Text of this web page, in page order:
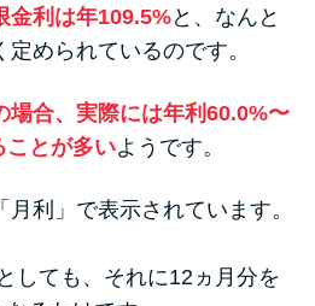
金利は年109.5%と、なんと
められているのです。
場合、実際には年利60.0%〜
ことが多いようです。
利」で表示されています。
しても、それに12ヵ月分を